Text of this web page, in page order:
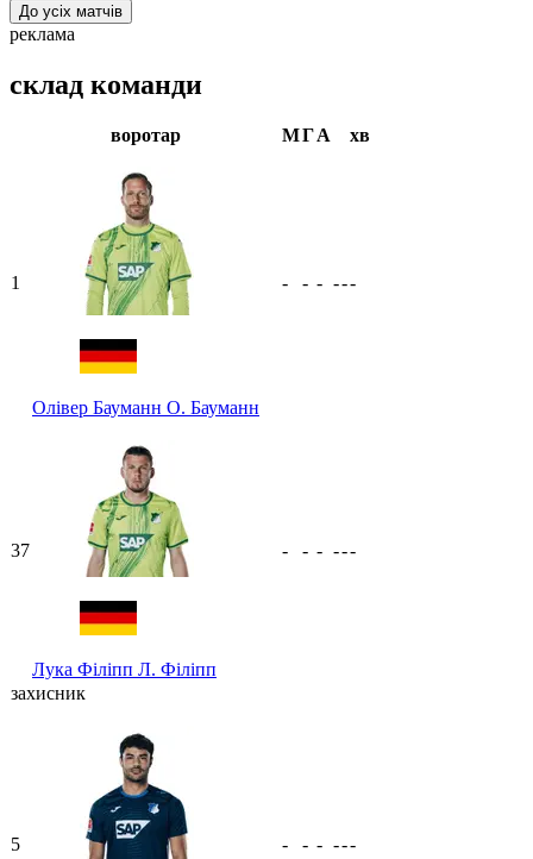
До усіх матчів
реклама
склад команди
воротар МГА хв
1
Олівер Бауманн О. Бауманн
- - - ---
37
Лука Філіпп Л. Філіпп
- - - ---
захисник
5 - - - ---